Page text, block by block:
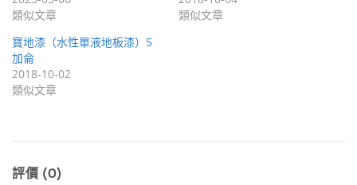
類似文章
類似文章
寶地漆（水性單液地板漆）5
加侖
2018-10-02
類似文章
評價 (0)